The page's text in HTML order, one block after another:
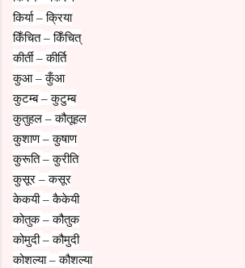
किर्या–क्रिया
किँचित–किँचित्
कीर्ती–कीर्ति
कुआ–कुँआ
कुटम्ब–कुटुम्ब
कुतुहल –कौतूहल
कुशाण–कुषाण
कुरूति–कुरीति
कुसूर –कसूर
केकयी–कैकेयी
कोतुक–कौतुक
कोमुदी–कौमुदी
कोशल्या–कौशल्या